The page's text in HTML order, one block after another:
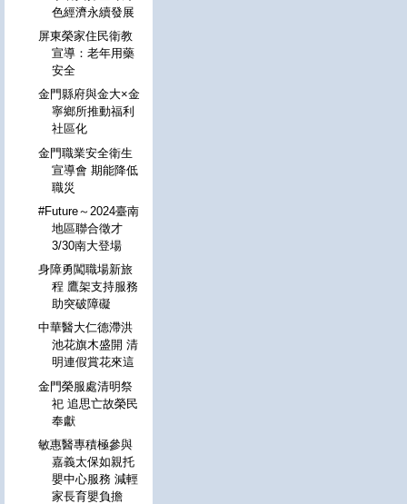
色經濟永續發展
屏東榮家住民衛教
宣導：老年用藥
安全
金門縣府與金大×金
寧鄉所推動福利
社區化
金門職業安全衛生
宣導會 期能降低
職災
#Future～2024臺南
地區聯合徵才
3/30南大登場
身障勇闖職場新旅
程 鷹架支持服務
助突破障礙
中華醫大仁德滯洪
池花旗木盛開 清
明連假賞花來這
金門榮服處清明祭
祀 追思亡故榮民
奉獻
敏惠醫專積極參與
嘉義太保如親托
嬰中心服務 減輕
家長育嬰負擔